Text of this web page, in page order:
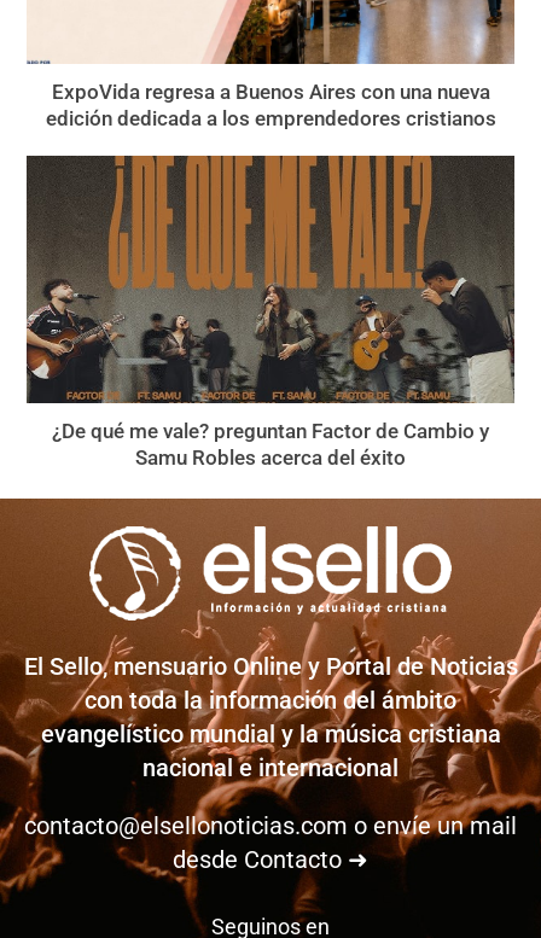
ExpoVida regresa a Buenos Aires con una nueva
edición dedicada a los emprendedores cristianos
¿De qué me vale? preguntan Factor de Cambio y
Samu Robles acerca del éxito
El Sello, mensuario Online y Portal de Noticias
con toda la información del ámbito
evangelístico mundial y la música cristiana
nacional e internacional
contacto@elsellonoticias.com o envíe un mail
desde Contacto ➜
Seguinos en